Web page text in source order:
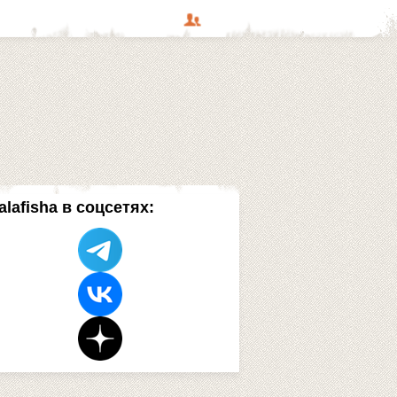
в соцсетях: